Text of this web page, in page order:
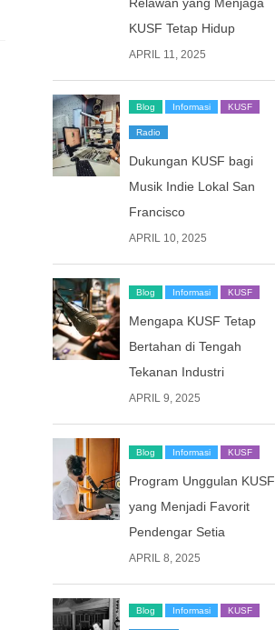
KUSF Tetap Hidup
APRIL 11, 2025
Blog Informasi KUSF
Radio
Dukungan KUSF bagi
Musik Indie Lokal San
Francisco
APRIL 10, 2025
Blog Informasi KUSF
Mengapa KUSF Tetap
Bertahan di Tengah
Tekanan Industri
APRIL 9, 2025
Blog Informasi KUSF
Program Unggulan KUSF
yang Menjadi Favorit
Pendengar Setia
APRIL 8, 2025
Blog Informasi KUSF